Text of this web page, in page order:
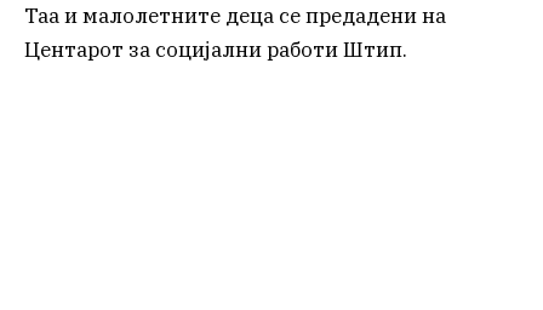
Таа и малолетните деца се предадени на
Центарот за социјални работи Штип.